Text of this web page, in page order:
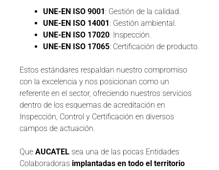
UNE-EN ISO 9001: Gestión de la calidad.
UNE-EN ISO 14001: Gestión ambiental.
UNE-EN ISO 17020: Inspección.
UNE-EN ISO 17065: Certificación de producto.
Estos estándares respaldan nuestro compromiso
con la excelencia y nos posicionan como un
referente en el sector, ofreciendo nuestros servicios
dentro de los esquemas de acreditación en
Inspección, Control y Certificación en diversos
campos de actuación.
Que AUCATEL sea una de las pocas Entidades
Colaboradoras implantadas en todo el territorio